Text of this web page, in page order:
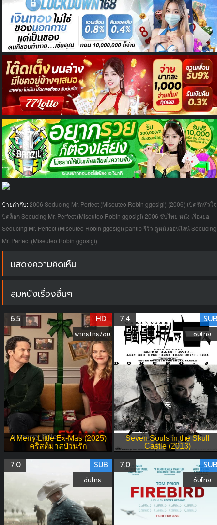
ป้ายกำกับ:2006 Seducing Mr. Perfect (Miseuteo Robin ggosigi) (2006) เปิดรักหัวใจ
ปิดล็อกSeducing Mr. Perfect (Miseuteo Robin ggosigi) 2006 ซับไทย หนัง เรื่องย่อ
Seducing Mr. Perfect (Miseuteo Robin ggosigi) pantip รีวิว ดูหนังออนไลน์ Seducing
Mr. Perfect (Miseuteo Robin ggosigi)
แสดงความคิดเห็น
สุ่มหนังเรื่องอื่นๆ
A Merry Little Ex-Mas (2025)
คริสต์มาสป่วนรัก
6.5 HD
พากย์ไทย/ซับ
Seven Souls in the Skull
Castle (2013)
7.4 SUB
ซับไทย
7.0 SUB
ซับไทย
7.0 SUB
ซับไทย